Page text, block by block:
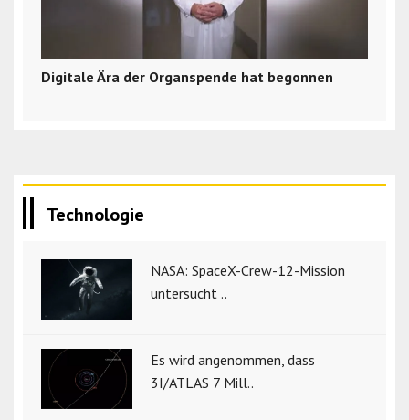
Digitale Ära der Organspende hat begonnen
Technologie
NASA: SpaceX-Crew-12-Mission
untersucht ..
Es wird angenommen, dass
3I/ATLAS 7 Mill..